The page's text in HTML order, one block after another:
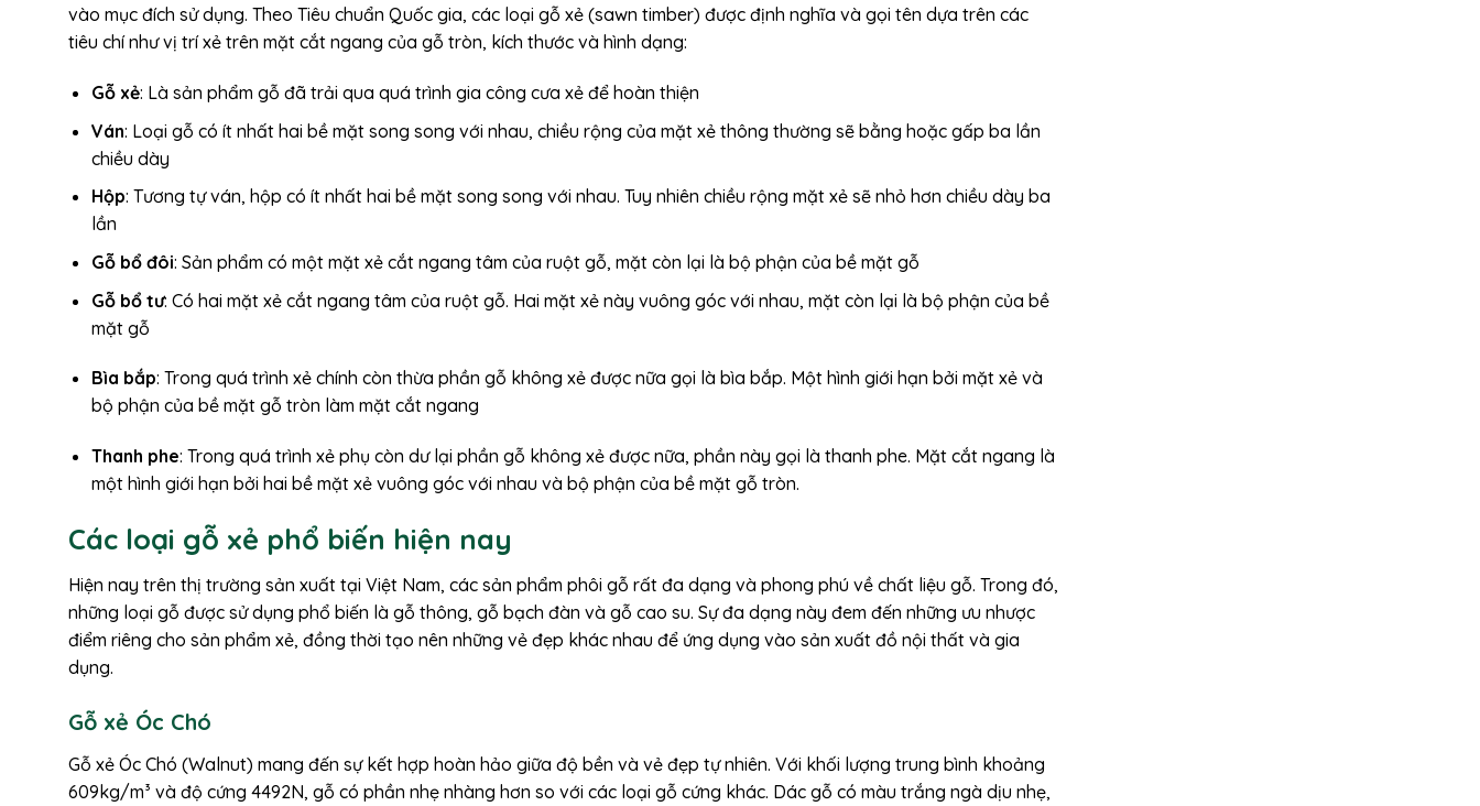
vào mục đích sử dụng. Theo Tiêu chuẩn Quốc gia, các loại gỗ xẻ (sawn timber) được định nghĩa và gọi tên dựa trên các
tiêu chí như vị trí xẻ trên mặt cắt ngang của gỗ tròn, kích thước và hình dạng:
Gỗ xẻ: Là sản phẩm gỗ đã trải qua quá trình gia công cưa xẻ để hoàn thiện
Ván: Loại gỗ có ít nhất hai bề mặt song song với nhau, chiều rộng của mặt xẻ thông thường sẽ bằng hoặc gấp ba lần
chiều dày
Hộp: Tương tự ván, hộp có ít nhất hai bề mặt song song với nhau. Tuy nhiên chiều rộng mặt xẻ sẽ nhỏ hơn chiều dày ba
lần
Gỗ bổ đôi: Sản phẩm có một mặt xẻ cắt ngang tâm của ruột gỗ, mặt còn lại là bộ phận của bề mặt gỗ
Gỗ bổ tư: Có hai mặt xẻ cắt ngang tâm của ruột gỗ. Hai mặt xẻ này vuông góc với nhau, mặt còn lại là bộ phận của bề
mặt gỗ
Bìa bắp: Trong quá trình xẻ chính còn thừa phần gỗ không xẻ được nữa gọi là bìa bắp. Một hình giới hạn bởi mặt xẻ và
bộ phận của bề mặt gỗ tròn làm mặt cắt ngang
Thanh phe: Trong quá trình xẻ phụ còn dư lại phần gỗ không xẻ được nữa, phần này gọi là thanh phe. Mặt cắt ngang là
một hình giới hạn bởi hai bề mặt xẻ vuông góc với nhau và bộ phận của bề mặt gỗ tròn.
Các loại gỗ xẻ phổ biến hiện nay
Hiện nay trên thị trường sản xuất tại Việt Nam, các sản phẩm phôi gỗ rất đa dạng và phong phú về chất liệu gỗ. Trong đó,
những loại gỗ được sử dụng phổ biến là gỗ thông, gỗ bạch đàn và gỗ cao su. Sự đa dạng này đem đến những ưu nhược
điểm riêng cho sản phẩm xẻ, đồng thời tạo nên những vẻ đẹp khác nhau để ứng dụng vào sản xuất đồ nội thất và gia
dụng.
Gỗ xẻ Óc Chó
Gỗ xẻ Óc Chó (Walnut) mang đến sự kết hợp hoàn hảo giữa độ bền và vẻ đẹp tự nhiên. Với khối lượng trung bình khoảng
609kg/m³ và độ cứng 4492N, gỗ có phần nhẹ nhàng hơn so với các loại gỗ cứng khác. Dác gỗ có màu trắng ngà dịu nhẹ,